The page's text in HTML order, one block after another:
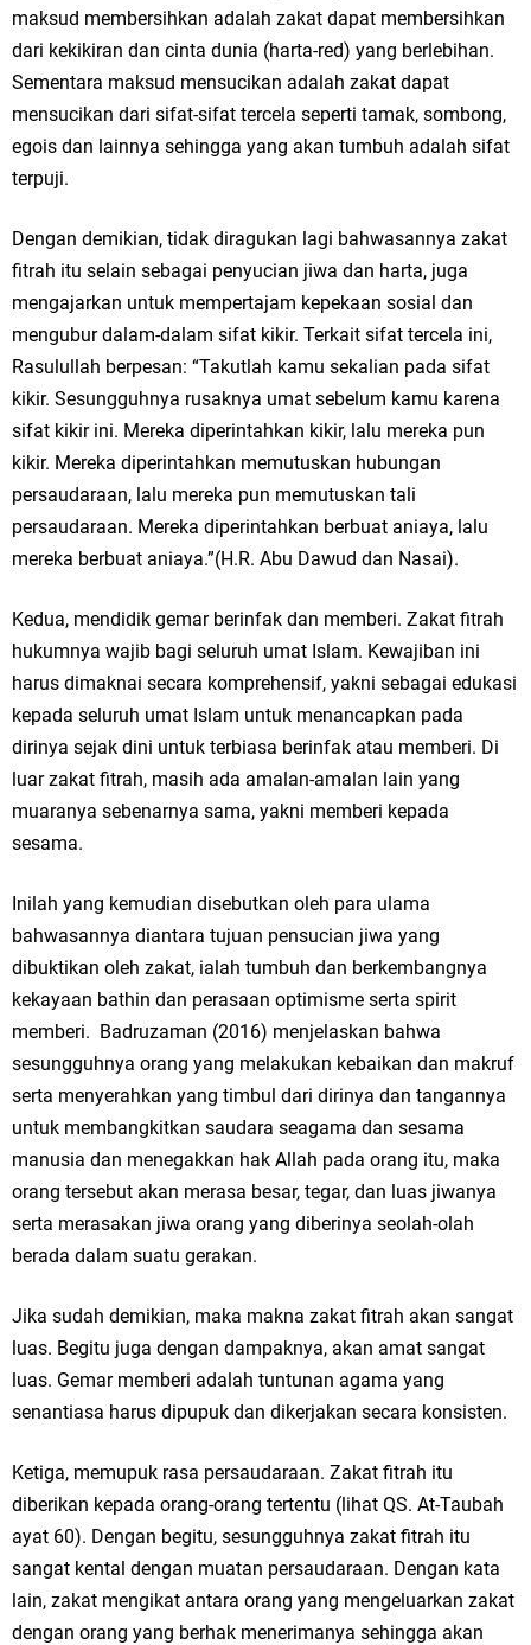
maksud membersihkan adalah zakat dapat membersihkan
dari kekikiran dan cinta dunia (harta-red) yang berlebihan.
Sementara maksud mensucikan adalah zakat dapat
mensucikan dari sifat-sifat tercela seperti tamak, sombong,
egois dan lainnya sehingga yang akan tumbuh adalah sifat
terpuji.
Dengan demikian, tidak diragukan lagi bahwasannya zakat
fitrah itu selain sebagai penyucian jiwa dan harta, juga
mengajarkan untuk mempertajam kepekaan sosial dan
mengubur dalam-dalam sifat kikir. Terkait sifat tercela ini,
Rasulullah berpesan: “Takutlah kamu sekalian pada sifat
kikir. Sesungguhnya rusaknya umat sebelum kamu karena
sifat kikir ini. Mereka diperintahkan kikir, lalu mereka pun
kikir. Mereka diperintahkan memutuskan hubungan
persaudaraan, lalu mereka pun memutuskan tali
persaudaraan. Mereka diperintahkan berbuat aniaya, lalu
mereka berbuat aniaya.”(H.R. Abu Dawud dan Nasai).
Kedua, mendidik gemar berinfak dan memberi. Zakat fitrah
hukumnya wajib bagi seluruh umat Islam. Kewajiban ini
harus dimaknai secara komprehensif, yakni sebagai edukasi
kepada seluruh umat Islam untuk menancapkan pada
dirinya sejak dini untuk terbiasa berinfak atau memberi. Di
luar zakat fitrah, masih ada amalan-amalan lain yang
muaranya sebenarnya sama, yakni memberi kepada
sesama.
Inilah yang kemudian disebutkan oleh para ulama
bahwasannya diantara tujuan pensucian jiwa yang
dibuktikan oleh zakat, ialah tumbuh dan berkembangnya
kekayaan bathin dan perasaan optimisme serta spirit
memberi. Badruzaman (2016) menjelaskan bahwa
sesungguhnya orang yang melakukan kebaikan dan makruf
serta menyerahkan yang timbul dari dirinya dan tangannya
untuk membangkitkan saudara seagama dan sesama
manusia dan menegakkan hak Allah pada orang itu, maka
orang tersebut akan merasa besar, tegar, dan luas jiwanya
serta merasakan jiwa orang yang diberinya seolah-olah
berada dalam suatu gerakan.
Jika sudah demikian, maka makna zakat fitrah akan sangat
luas. Begitu juga dengan dampaknya, akan amat sangat
luas. Gemar memberi adalah tuntunan agama yang
senantiasa harus dipupuk dan dikerjakan secara konsisten.
Ketiga, memupuk rasa persaudaraan. Zakat fitrah itu
diberikan kepada orang-orang tertentu (lihat QS. At-Taubah
ayat 60). Dengan begitu, sesungguhnya zakat fitrah itu
sangat kental dengan muatan persaudaraan. Dengan kata
lain, zakat mengikat antara orang yang mengeluarkan zakat
dengan orang yang berhak menerimanya sehingga akan